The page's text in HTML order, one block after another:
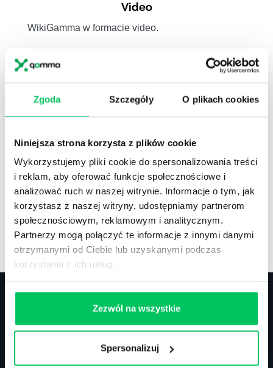
Zgoda Szczegóły O plikach cookies
Niniejsza strona korzysta z plików cookie
Wykorzystujemy pliki cookie do spersonalizowania treści
i reklam, aby oferować funkcje społecznościowe i
analizować ruch w naszej witrynie. Informacje o tym, jak
korzystasz z naszej witryny, udostępniamy partnerom
społecznościowym, reklamowym i analitycznym.
Partnerzy mogą połączyć te informacje z innymi danymi
otrzymanymi od Ciebie lub uzyskanymi podczas
korzystania z ich usług.
Zezwól na wszystkie
Spersonalizuj
Video
WikiGamma w formacie video.
zawodów.
Artykuły,Artykuły cd.,Prawo
Standardowe informacje z obszaru szkoleń.
Kontakt
tel.: 505 273 550